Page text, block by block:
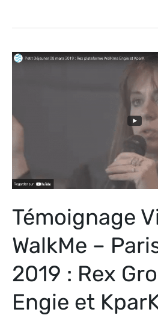
Témoignage
WalkMe –
2019 : Rex
Engie et
Témoignage
Paris,
Mars
2019
Rex
Groupes
Engie
KparK